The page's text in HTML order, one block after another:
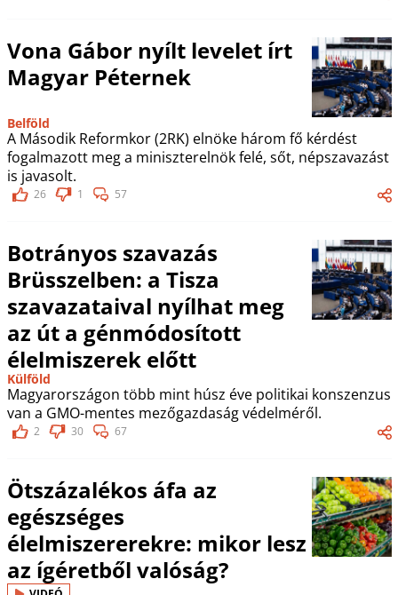
Vona Gábor nyílt levelet írt
Magyar Péternek
Belföld
A Második Reformkor (2RK) elnöke három fő kérdést
fogalmazott meg a miniszterelnök felé, sőt, népszavazást
is javasolt.
26 1 57
Botrányos szavazás
Brüsszelben: a Tisza
szavazataival nyílhat meg
az út a génmódosított
élelmiszerek előtt
Külföld
Magyarországon több mint húsz éve politikai konszenzus
van a GMO-mentes mezőgazdaság védelméről.
2 30 67
Ötszázalékos áfa az
egészséges
élelmiszererekre: mikor lesz
az ígéretből valóság?